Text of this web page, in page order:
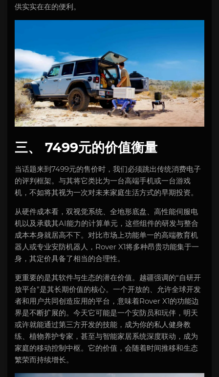
供实实在在的便利。
三、 7499元的价值衡量
当话题来到7499元的售价时，我们必须跳出传统消费电子
的评判框架。与其将它类比为一台高端手机或一台游戏
机，不如将其视为一次对未来家庭生活方式的早期投资。
从硬件成本看，双视觉系统、全地形底盘、高性能伺服电
机以及承载其AI能力的计算单元，这些组件的研发与整合
成本本身就居高不下。对比市场上功能单一的高端教育机
器人或专业安防机器人，Rover X1将多种昂贵功能集于一
身，其定价具备了相当的合理性。
更重要的是其软件与生态的潜在价值。越疆强调的“自研开
放平台”是其长期价值的核心。一个开放的、允许全球开发
者和用户共同创造应用的平台，意味着Rover X1的功能边
界是不断扩展的。今天它可能是一个安防员和玩伴，明天
或许就能通过第三方开发的技能，成为你的私人健身教
练、植物养护专家，甚至与智能家居系统深度联动，成为
家庭的移动控制中枢。它的价值，会随着时间推移和生态
繁荣而持续增长。